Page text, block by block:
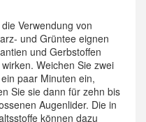
Verwendung von
und Grüntee eignen
und Gerbstoffen
Weichen Sie zwei
paar Minuten ein,
Sie sie dann für zehn bis
Augenlider. Die in
können dazu